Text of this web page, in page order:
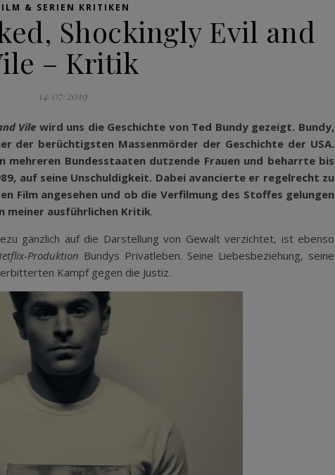
& SERIEN KRITIKEN
Shockingly Evil and
– Kritik
14/07/2019
Vile wird uns die Geschichte von Ted Bundy gezeigt. Bundy,
der berüchtigsten Massenmörder der Geschichte der USA.
mehreren Bundesstaaten dutzende Frauen und beharrte bis
auf seine Unschuldigkeit. Dabei avancierte er regelrecht zu
Film angesehen und ob die Verfilmung des Stoffes gelungen
meiner ausführlichen Kritik.
gänzlich auf die Darstellung von Gewalt verzichtet, ist ebenso
Produktion Bundys Privatleben. Seine Liebesbeziehung, seine
Kampf gegen die Justiz.